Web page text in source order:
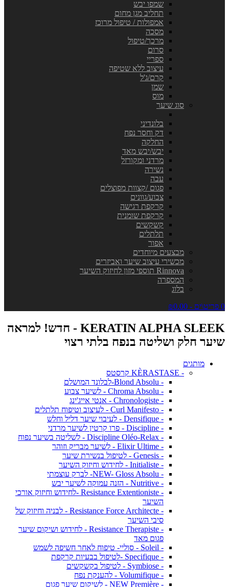
שמפו יבש
תחליב מגן מחום
אמפולות / טיפול מרוכז
מסכה
מרכך/טיפול
סרום
ספריי
עיצוב ללא שטיפה
קרם/ג'ל
שמן
מוס
סוג שיער
בלונדיני
דק וחסר נפח
החלקה
יבש/יבש מאד
מרדני ומקורזל
נשירה
עבה
פגום /קצוות מפוצלים
צבוע/גוונים
קרקפת רגישה
קרקפת שומנית
קשקשים
תלתלים
אפור
מבצעים מיוחדים
מכשירי עיצוב שיער ואביזרים
Rinnova תוספי מזון לחיזוק השיער
המספרה
בלוג
0 פריט\ים - ₪0.00
KERATIN ALPHA SLEEK - חדש! למראה
שיער חלק ושליטה בנפח בלתי רצוי
מותגים
- KÈRASTASE קרסטס
- Blond Absolu-לבלונד המושלם
- Chroma Absolu - לשיער צבוע
- Chronologiste - אנטי אייג'ינג
- Curl Manifesto - לעיצוב וטיפוח תלתלים
- Densifique - לעיבוי שיער דליל וחלש
- Discipline - פרו קרטין לשיער מרדני
- Discipline Oléo-Relax - לשליטה בשיער נפוח
- Elixir Ultime - לשיער מבריק וזוהר
- Genesis - לטיפול בנשירת שיער
- Initialiste - לחידוש וחיזוק השיער
- NEW- Gloss Absolu- לברק עוצמתי
- Nutritive - הזנה עמוקה לשיער יבש
- Resistance Extentioniste -לחידוש וחיזוק אורכי
השיער
- Resistance Force Architecte - לבניה וחיזוק של
סיבי השיער
- Resistance Therapiste - לחידוש ושיקום שיער
פגום מאד
- Soleil - סוליי- טיפוח לאחר חשיפה לשמש
- Specifique -לטיפול בבעיות קרקפת
- Symbiose - לטיפול בקשקשים
- Volumifique - להענקת נפח
- NEW Première - לשיקום שיער פגום